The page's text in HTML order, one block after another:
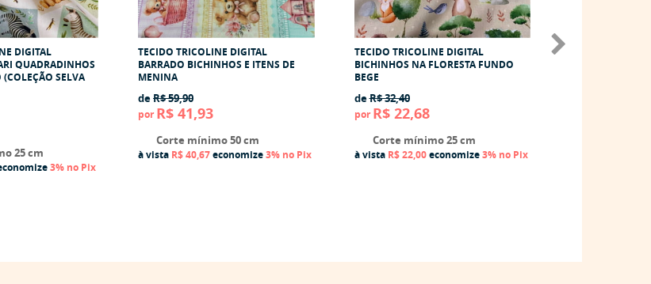
DIGITAL
QUADRADINHOS
SELVA
25 cm
3% no Pix
TECIDO TRICOLINE DIGITAL
BARRADO BICHINHOS E ITENS DE
MENINA
deR$ 59,90
por R$ 41,93
Corte mínimo 50 cm
à vista R$ 40,67economize3% no Pix
TECIDO TRICOLINE DIGITAL
BICHINHOS NA FLORESTA FUNDO
BEGE
deR$ 32,40
por R$ 22,68
Corte mínimo 25 cm
à vista R$ 22,00economize3% no Pix